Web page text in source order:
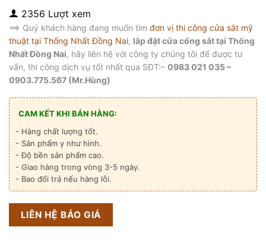
2356 Lượt xem
==> Quý khách hàng đang muốn tìm đơn vị thi công cửa sắt mỹ
thuật tại Thống Nhất Đồng Nai, lắp đặt cửa cổng sắt tại Thống
Nhất Đồng Nai, hãy liên hệ với công ty chúng tôi để được tư
vấn, thi công dịch vụ tốt nhất qua SĐT:– 0983 021 035 –
0903.775.567 (Mr.Hùng)
CAM KẾT KHI BÁN HÀNG:
- Hàng chất lượng tốt.
- Sản phẩm y như hình.
- Độ bền sản phẩm cao.
- Giao hàng trong vòng 3-5 ngày.
- Bao đổi trả nếu hàng lỗi.
LIÊN HỆ BÁO GIÁ